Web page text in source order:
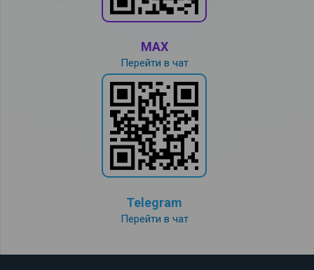
MAX
Перейти в чат
Telegram
Перейти в чат